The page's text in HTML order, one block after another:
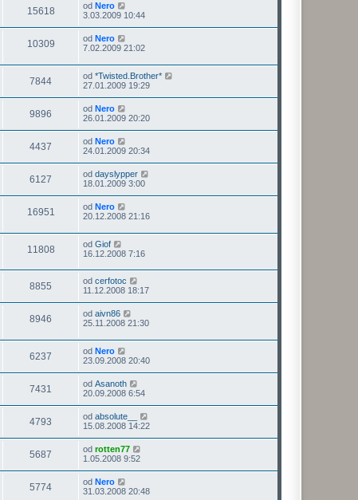
15618 od Nero
3.03.2009 10:44
10309 od Nero
7.02.2009 21:02
7844 od *Twisted.Brother*
27.01.2009 19:29
9896 od Nero
26.01.2009 20:20
4437 od Nero
24.01.2009 20:34
6127 od dayslypper
18.01.2009 3:00
16951 od Nero
20.12.2008 21:16
11808 od Giof
16.12.2008 7:16
8855 od cerfotoc
11.12.2008 18:17
8946 od aivn86
25.11.2008 21:30
6237 od Nero
23.09.2008 20:40
7431 od Asanoth
20.09.2008 6:54
4793 od absolute__
15.08.2008 14:22
5687 od rotten77
1.05.2008 9:52
5774 od Nero
31.03.2008 20:48